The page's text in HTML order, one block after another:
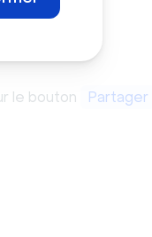
le bouton Partager